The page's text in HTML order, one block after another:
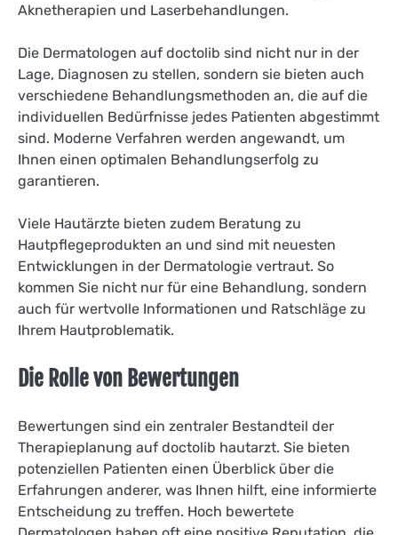
Aknetherapien und Laserbehandlungen.
Die Dermatologen auf doctolib sind nicht nur in der
Lage, Diagnosen zu stellen, sondern sie bieten auch
verschiedene Behandlungsmethoden an, die auf die
individuellen Bedürfnisse jedes Patienten abgestimmt
sind. Moderne Verfahren werden angewandt, um
Ihnen einen optimalen Behandlungserfolg zu
garantieren.
Viele Hautärzte bieten zudem Beratung zu
Hautpflegeprodukten an und sind mit neuesten
Entwicklungen in der Dermatologie vertraut. So
kommen Sie nicht nur für eine Behandlung, sondern
auch für wertvolle Informationen und Ratschläge zu
Ihrem Hautproblematik.
Die Rolle von Bewertungen
Bewertungen sind ein zentraler Bestandteil der
Therapieplanung auf doctolib hautarzt. Sie bieten
potenziellen Patienten einen Überblick über die
Erfahrungen anderer, was Ihnen hilft, eine informierte
Entscheidung zu treffen. Hoch bewertete